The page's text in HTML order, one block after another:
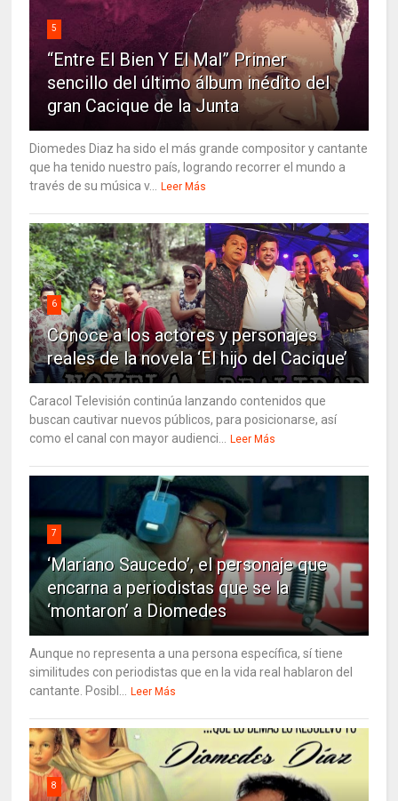
5
“Entre El Bien Y El Mal” Primer
sencillo del último álbum inédito del
gran Cacique de la Junta
Diomedes Diaz ha sido el más grande compositor y cantante
que ha tenido nuestro país, logrando recorrer el mundo a
través de su música v... Leer Más
6
Conoce a los actores y personajes
reales de la novela ‘El hijo del Cacique’
Caracol Televisión continúa lanzando contenidos que
buscan cautivar nuevos públicos, para posicionarse, así
como el canal con mayor audienci... Leer Más
7
‘Mariano Saucedo’, el personaje que
encarna a periodistas que se la
‘montaron’ a Diomedes
Aunque no representa a una persona específica, sí tiene
similitudes con periodistas que en la vida real hablaron del
cantante. Posibl... Leer Más
8